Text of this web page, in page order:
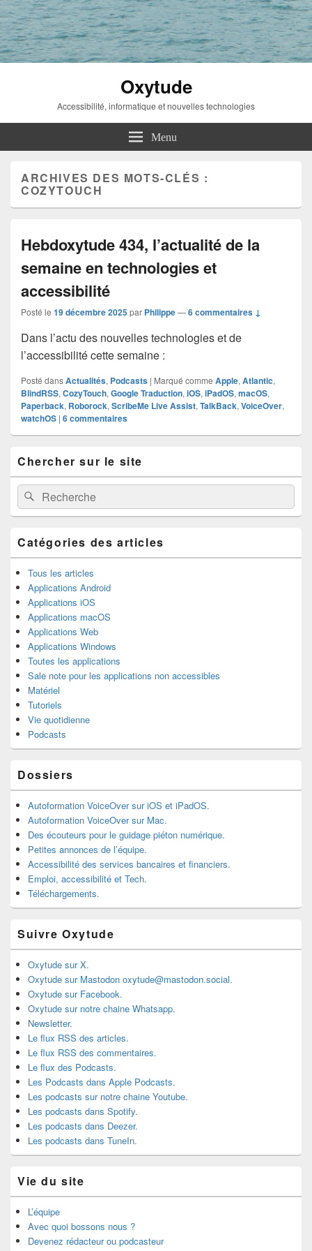
Oxytude
Accessibilité, informatique et nouvelles technologies
Menu
ARCHIVES DES MOTS-CLÉS :
COZYTOUCH
Hebdoxytude 434, l’actualité de la
semaine en technologies et
accessibilité
Posté le 19 décembre 2025par Philippe—6 commentaires ↓
Dans l’actu des nouvelles technologies et de
l’accessibilité cette semaine :
Posté dansActualités, Podcasts | Marqué comme Apple, Atlantic,
BlindRSS, CozyTouch, Google Traduction, iOS, iPadOS, macOS,
Paperback, Roborock, ScribeMe Live Assist, TalkBack, VoiceOver,
watchOS | 6commentaires
principale
de
widget
pour
la
latérale
Chercher sur le site
Recherche :Rechercher
Catégories des articles
Tous les articles
Applications Android
Applications iOS
Applications macOS
Applications Web
Applications Windows
Toutes les applications
Sale note pour les applications non accessibles
Matériel
Tutoriels
Vie quotidienne
Podcasts
Dossiers
Autoformation VoiceOver sur iOS et iPadOS.
Autoformation VoiceOver sur Mac.
Des écouteurs pour le guidage piéton numérique.
Petites annonces de l’équipe.
Accessibilité des services bancaires et financiers.
Emploi, accessibilité et Tech.
Téléchargements.
Suivre Oxytude
Oxytude sur X.
Oxytude sur Mastodon oxytude@mastodon.social.
Oxytude sur Facebook.
Oxytude sur notre chaine Whatsapp.
Newsletter.
Le flux RSS des articles.
Le flux RSS des commentaires.
Le flux des Podcasts.
Les Podcasts dans Apple Podcasts.
Les podcasts sur notre chaine Youtube.
Les podcasts dans Spotify.
Les podcasts dans Deezer.
Les podcasts dans TuneIn.
Vie du site
L’équipe
Avec quoi bossons nous ?
Devenez rédacteur ou podcasteur